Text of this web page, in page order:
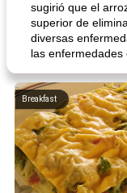
sugirió que el
superior de
diversas
las enfermedades
Breakfast